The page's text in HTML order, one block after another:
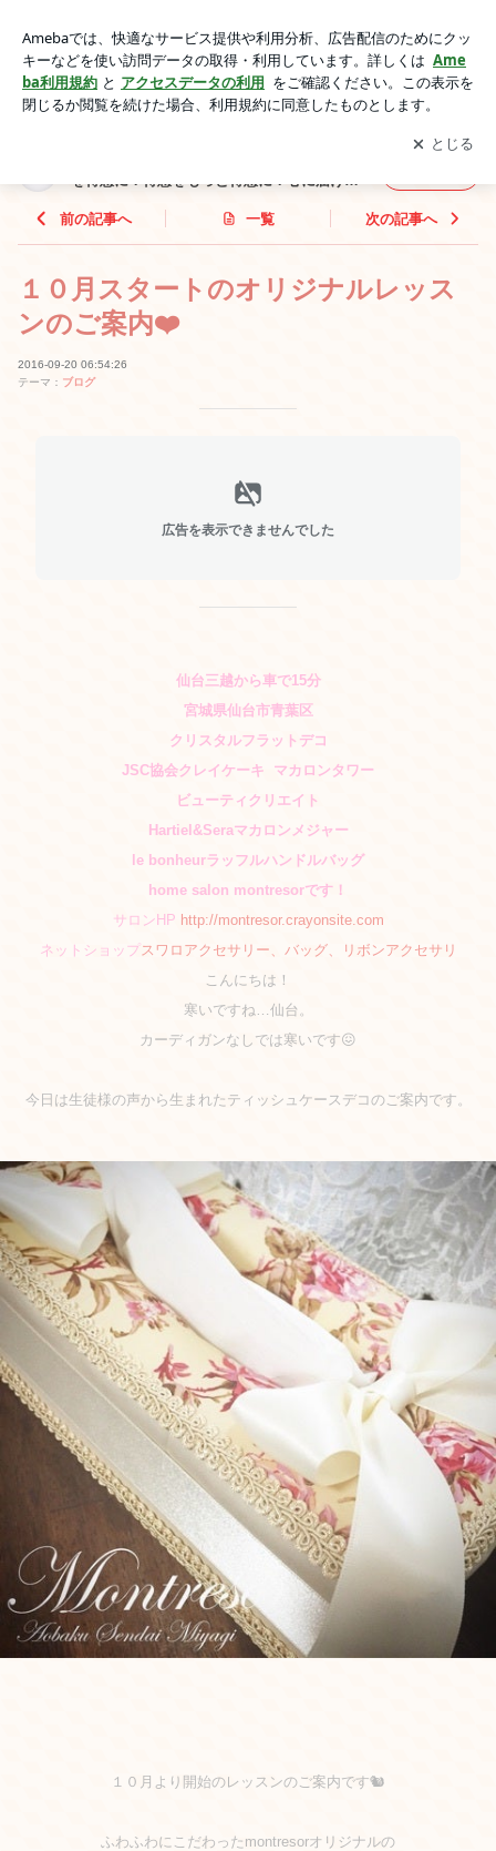
ドは作り手の心を伝えます❤️苦手を得意に！得意をもっと得意
に！心に届けるハンドメイド教室❤️
アプリをダウンロードして ブログの更新通知
を受け取りまし
ょう。
開く
を得意に！得意をもっと得意に！心に届ける
前の記事へ 一覧 次の記事へ
１０月スタートのオリジナルレッス
ンのご案内❤️
2016-09-20 06:54:26
テーマ： ブログ
広告を表示できませんでした
仙台三越から車で15分
宮城県仙台市青葉区
クリスタルフラットデコ
JSC協会クレイケーキ マカロンタワー
ビューティクリエイト
Hartiel&Seraマカロンメジャー
le bonheurラッフルハンドルバッグ
home salon montresorです！
サロンHP http://montresor.crayonsite.com
ネットショップ スワロアクセサリー、バッグ、リボンアクセサリ
こんにちは！
寒いですね…仙台。
カーディガンなしでは寒いです😖
今日は生徒様の声から生まれたティッシュケースデコのご案内です。
１０月より開始のレッスンのご案内です🐿
ふわふわにこだわったmontresorオリジナルの